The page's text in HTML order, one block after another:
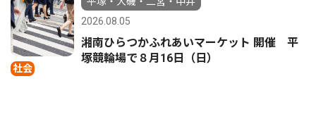
社会
2026.08.05
湘南ひらつかふれあいマーケット 開催 平
塚競輪場で８月16日（日）